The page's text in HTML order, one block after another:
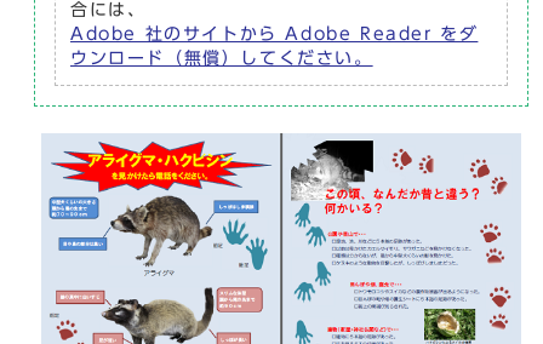
合には、
Adobe 社のサイトから Adobe Reader をダ
ウンロード（無償）してください。